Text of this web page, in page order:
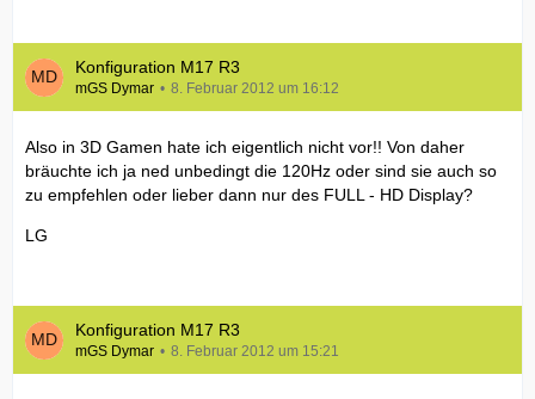
Konfiguration M17 R3
mGS Dymar 8. Februar 2012 um 16:12
Also in 3D Gamen hate ich eigentlich nicht vor!! Von daher
bräuchte ich ja ned unbedingt die 120Hz oder sind sie auch so
zu empfehlen oder lieber dann nur des FULL - HD Display?
LG
Konfiguration M17 R3
mGS Dymar 8. Februar 2012 um 15:21